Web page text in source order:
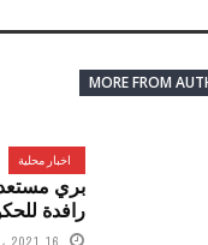
MORE FROM
اخبار محلية
بري
رافدة
16 SEPTEMBER، 2021